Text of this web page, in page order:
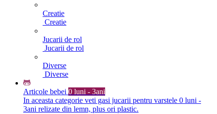
Creatie
Creatie
Jucarii de rol
Jucarii de rol
Diverse
Diverse
Articole bebei 0 luni - 3ani
In aceasta categorie veti gasi jucarii pentru varstele 0 luni -
3ani relizate din lemn, plus ori plastic.